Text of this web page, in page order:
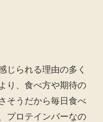
じられる理由の多く
り、食べ方や期待の
そうだから毎日食べ
プロテインバーなの